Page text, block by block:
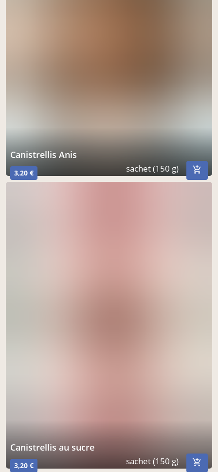
canistrellis Anis
3,20 € sachet (150 g)
canistrellis au sucre
3,20 € sachet (150 g)